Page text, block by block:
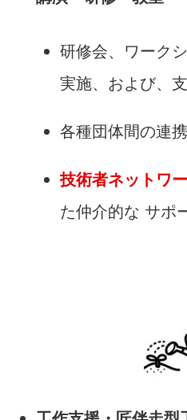
研修会、ワーク
実施、および、
各種団体間の連
技術者ネットワ
た仲介的な サポ